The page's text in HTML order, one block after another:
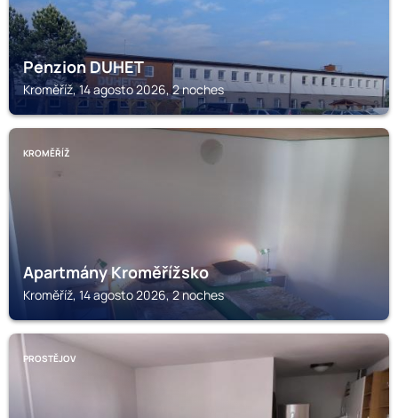
Penzion DUHET
Kroměříž, 14 agosto 2026, 2 noches
KROMĚŘÍŽ
Apartmány Kroměřížsko
Kroměříž, 14 agosto 2026, 2 noches
PROSTĚJOV